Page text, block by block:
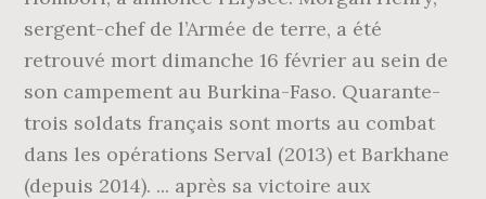
sergent-chef de l’Armée de terre, a été
retrouvé mort dimanche 16 février au sein de
son campement au Burkina-Faso. Quarante-
trois soldats français sont morts au combat
dans les opérations Serval (2013) et Barkhane
(depuis 2014). ... après sa victoire aux